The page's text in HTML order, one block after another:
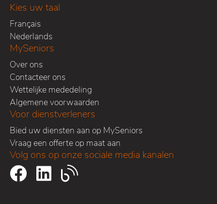
Kies uw taal
Français
Nederlands
MySeniors
Over ons
Contacteer ons
Wettelijke mededeling
Algemene voorwaarden
Voor dienstverleners
Bied uw diensten aan op MySeniors
Vraag een offerte op maat aan
Volg ons op onze sociale media kanalen